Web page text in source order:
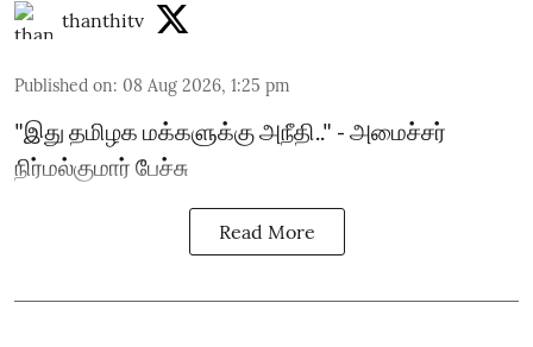
thanthitv
Published on: 08 Aug 2026, 1:25 pm
"இது தமிழக மக்களுக்கு அநீதி.." - அமைச்சர்
நிர்மல்குமார் பேச்சு
Read More